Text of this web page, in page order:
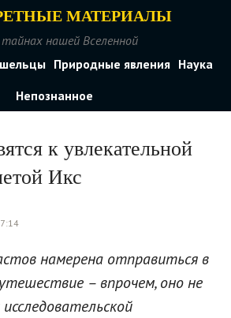
МАТЕРИАЛЫ
тайнах нашей Вселенной
Природные явления Наука
Непознанное
к увлекательной
Икс
намерена отправиться в
– впрочем, оно не